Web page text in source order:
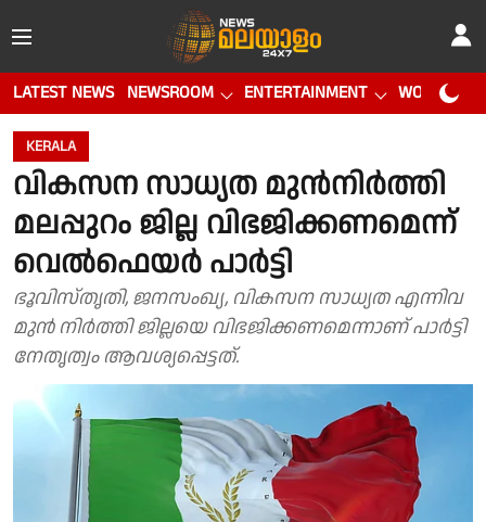
LATEST NEWS NEWSROOM ENTERTAINMENT WORLD CUP
KERALA
വികസന സാധ്യത മുൻനിർത്തി
മലപ്പുറം ജില്ല വിഭജിക്കണമെന്ന്
വെൽഫെയർ പാർട്ടി
ഭൂവിസ്തൃതി, ജനസംഖ്യ, വികസന സാധ്യത എന്നിവ
മുൻ നിർത്തി ജില്ലയെ വിഭജിക്കണമെന്നാണ് പാർട്ടി
നേതൃത്വം ആവശ്യപ്പെട്ടത്.